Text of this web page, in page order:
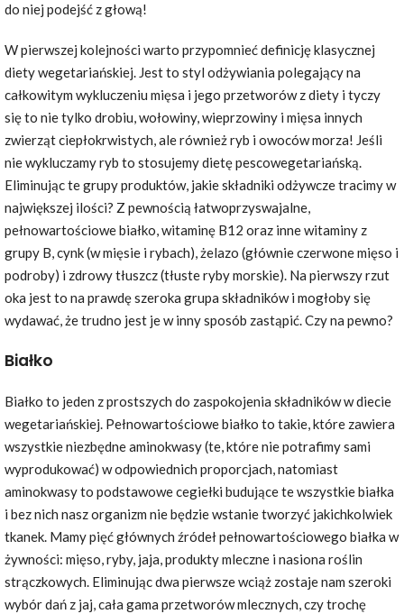
do niej podejść z głową!
W pierwszej kolejności warto przypomnieć definicję klasycznej
diety wegetariańskiej. Jest to styl odżywiania polegający na
całkowitym wykluczeniu mięsa i jego przetworów z diety i tyczy
się to nie tylko drobiu, wołowiny, wieprzowiny i mięsa innych
zwierząt ciepłokrwistych, ale również ryb i owoców morza! Jeśli
nie wykluczamy ryb to stosujemy dietę pescowegetariańską.
Eliminując te grupy produktów, jakie składniki odżywcze tracimy w
największej ilości? Z pewnością łatwoprzyswajalne,
pełnowartościowe białko, witaminę B12 oraz inne witaminy z
grupy B, cynk (w mięsie i rybach), żelazo (głównie czerwone mięso i
podroby) i zdrowy tłuszcz (tłuste ryby morskie). Na pierwszy rzut
oka jest to na prawdę szeroka grupa składników i mogłoby się
wydawać, że trudno jest je w inny sposób zastąpić. Czy na pewno?
Białko
Białko to jeden z prostszych do zaspokojenia składników w diecie
wegetariańskiej. Pełnowartościowe białko to takie, które zawiera
wszystkie niezbędne aminokwasy (te, które nie potrafimy sami
wyprodukować) w odpowiednich proporcjach, natomiast
aminokwasy to podstawowe cegiełki budujące te wszystkie białka
i bez nich nasz organizm nie będzie wstanie tworzyć jakichkolwiek
tkanek. Mamy pięć głównych źródeł pełnowartościowego białka w
żywności: mięso, ryby, jaja, produkty mleczne i nasiona roślin
strączkowych. Eliminując dwa pierwsze wciąż zostaje nam szeroki
wybór dań z jaj, cała gama przetworów mlecznych, czy trochę